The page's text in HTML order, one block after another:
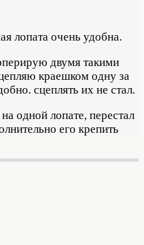
лопата очень удобна.
двумя такими
краешком одну за
сцеплять их не стал.
одной лопате, перестал
его крепить